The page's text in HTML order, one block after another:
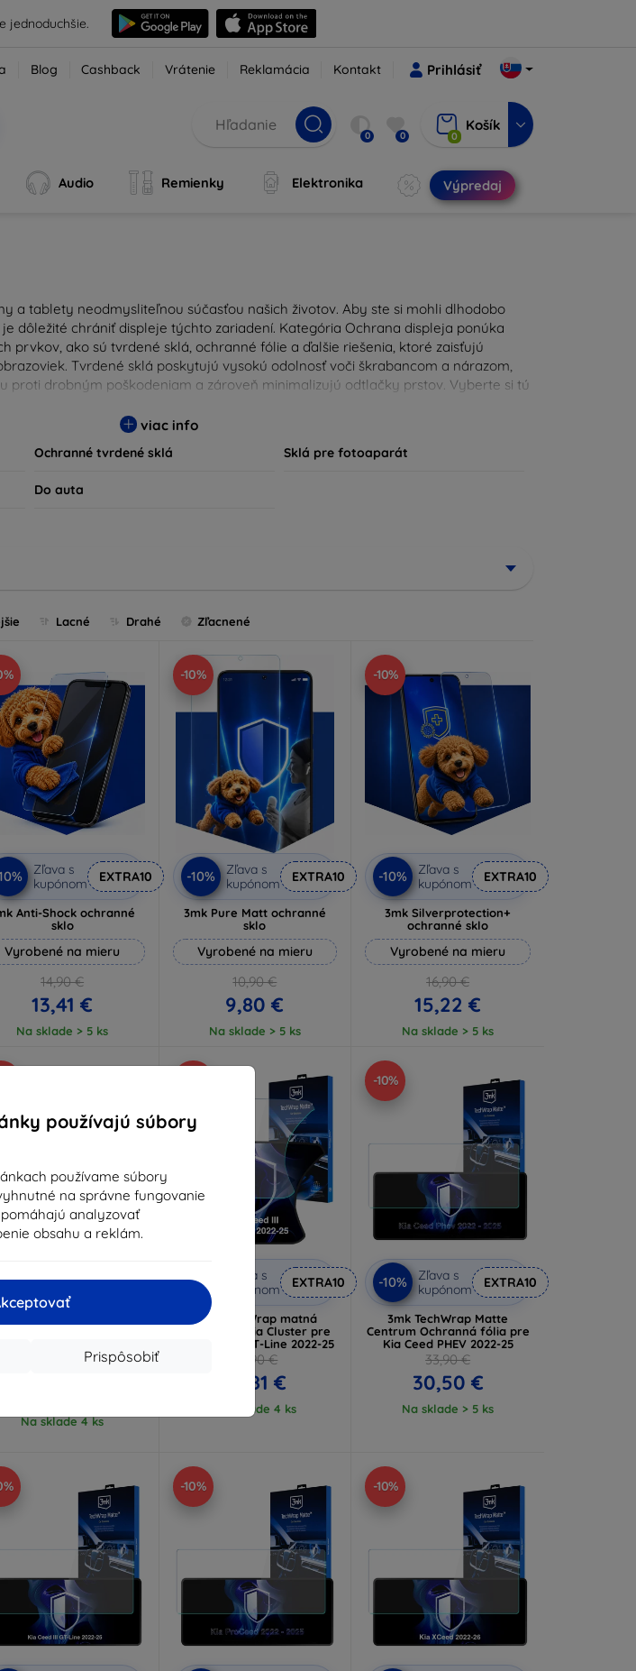
jednoduchšie.
používajú súbory
používame súbory
na správne fungovanie
analyzovať
obsahu a reklám.
Prispôsobiť
Blog Cashback Vrátenie Reklamácia Kontakt Prihlásiť
0 0 0
Košík
Audio Remienky Elektronika Výpredaj
a tablety neodmysliteľnou súčasťou našich životov. Aby ste si mohli dlhodobo
dôležité chrániť displeje týchto zariadení. Kategória Ochrana displeja ponúka
prvkov, ako sú tvrdené sklá, ochranné fólie a ďalšie riešenia, ktoré zaisťujú
Tvrdené sklá poskytujú vysokú odolnosť voči škrabancom a nárazom,
proti drobným poškodeniam a zároveň minimalizujú odtlačky prstov. Vyberte si tú
a modelmi, čím zaručujeme, že každý zákazník nájde ideálnu ochranu pre
viac info
Ochranné tvrdené sklá Sklá pre fotoaparát
Do auta
Lacné Drahé Zľacnené
Zľava s
kupónom
EXTRA10
Anti-Shock ochranné
sklo
Vyrobené na mieru
14,90 €
13,41 €
Na sklade > 5 ks
-10%
-10%
Zľava s
kupónom
EXTRA10
3mk Pure Matt ochranné
sklo
Vyrobené na mieru
10,90 €
9,80 €
Na sklade > 5 ks
-10%
-10%
Zľava s
kupónom
EXTRA10
3mk Silverprotection+
ochranné sklo
Vyrobené na mieru
16,90 €
15,22 €
Na sklade > 5 ks
EXTRA10
XCeed 2022-26
Na sklade 4 ks
-10%
Zľava s
kupónom
EXTRA10
3mk TechWrap matná
ochranná fólia Cluster pre
Kia Ceed III GT-Line 2022-25
30,90 €
27,81 €
Na sklade 4 ks
-10%
-10%
Zľava s
kupónom
EXTRA10
3mk TechWrap Matte
Centrum Ochranná fólia pre
Kia Ceed PHEV 2022-25
33,90 €
30,50 €
Na sklade > 5 ks
-10% -10%